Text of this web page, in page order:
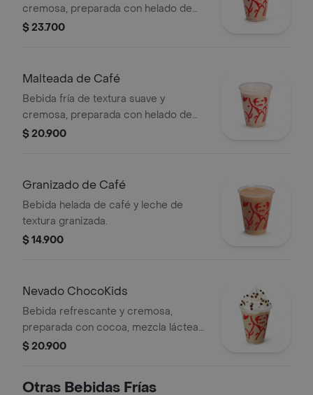
cremosa, preparada con helado de
café, leche y chocolate.
$ 23.700
Malteada de Café
Bebida fría de textura suave y
cremosa, preparada con helado de
café y leche.
$ 20.900
Granizado de Café
Bebida helada de café y leche de
textura granizada.
$ 14.900
Nevado ChocoKids
Bebida refrescante y cremosa,
preparada con cocoa, mezcla láctea
reducida en azúcar, decorada con
$ 20.900
Otras Bebidas Frías